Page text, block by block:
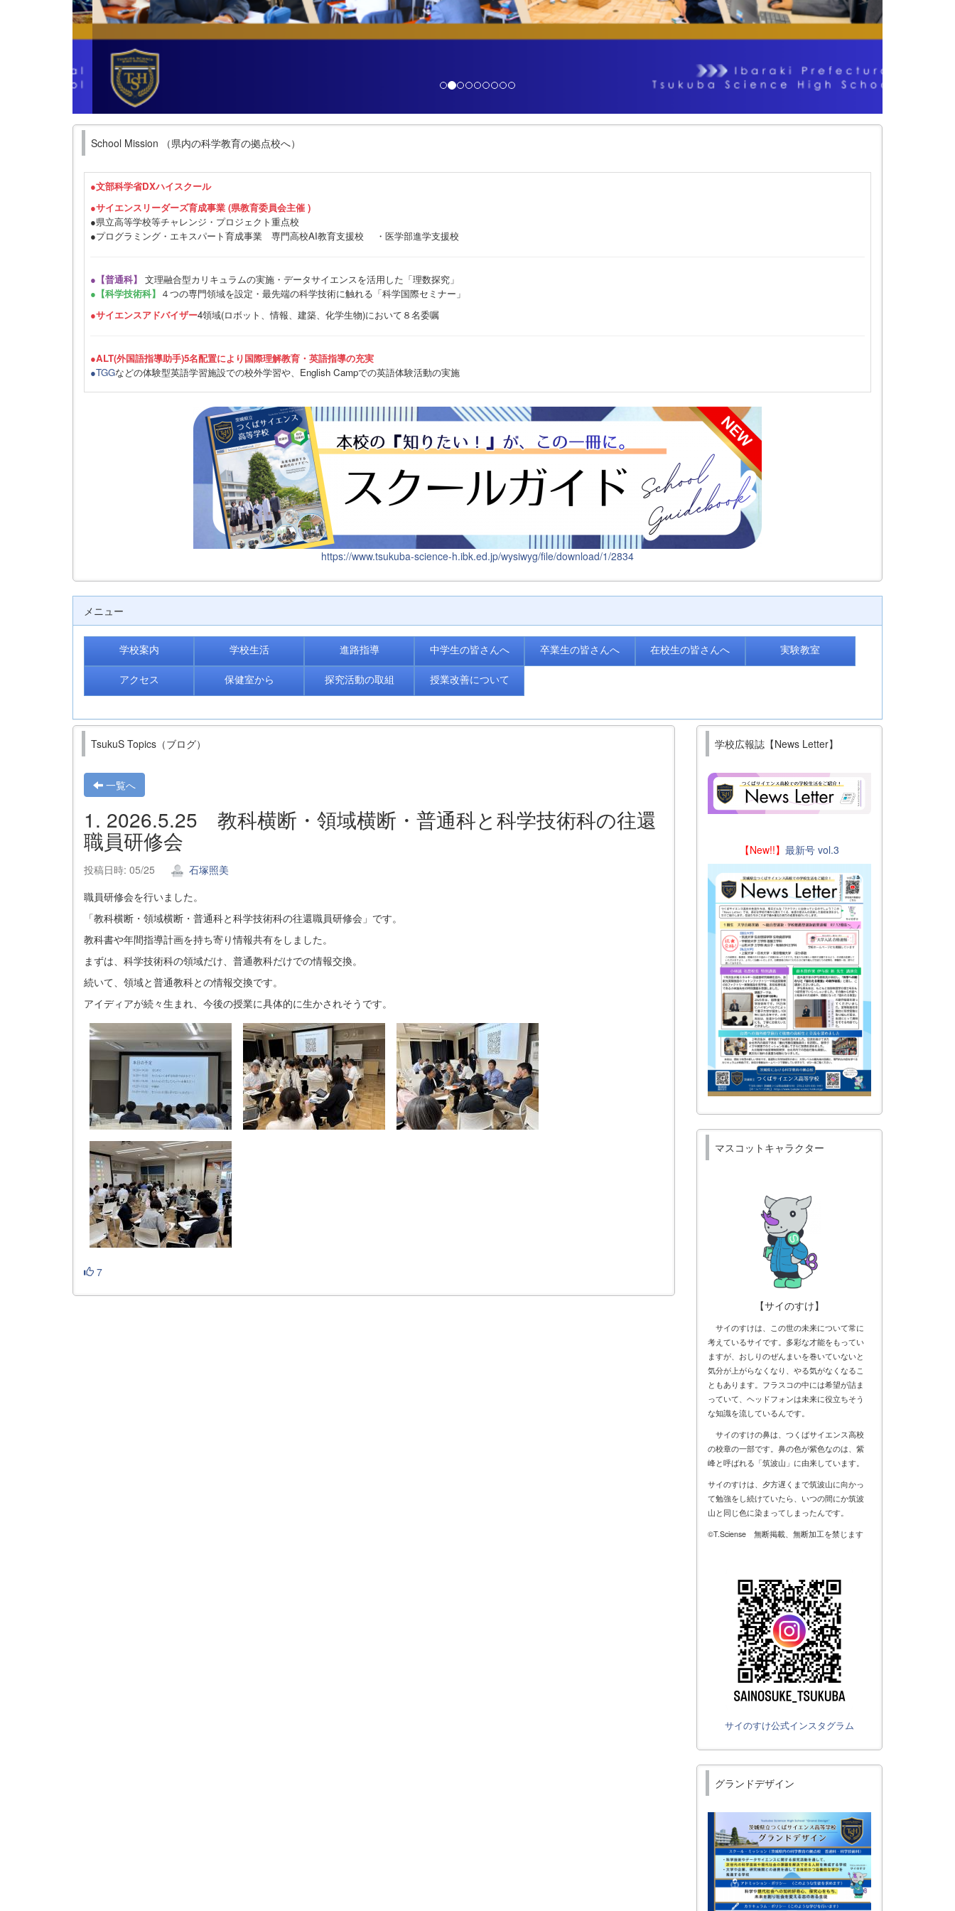
School Mission （県内の科学教育の拠点校へ）
●文部科学省DXハイスクール
●サイエンスリーダーズ育成事業 (県教育委員会主催 )
●県立高等学校等チャレンジ・プロジェクト重点校
●プログラミング・エキスパート育成事業 専門高校AI教育支援校 ・医学部進学支援校
●【普通科】 文理融合型カリキュラムの実施・データサイエンスを活用した「理数探究」
●【科学技術科】 ４つの専門領域を設定・最先端の科学技術に触れる「科学国際セミナー」
●サイエンスアドバイザー4領域(ロボット、情報、建築、化学生物)において８名委嘱
●ALT(外国語指導助手)5名配置により国際理解教育・英語指導の充実
●TGGなどの体験型英語学習施設での校外学習や、English Campでの英語体験活動の実施
https://www.tsukuba-science-h.ibk.ed.jp/wysiwyg/file/download/1/2834
メニュー
学校案内 学校生活 進路指導 中学生の皆さんへ 卒業生の皆さんへ 在校生の皆さんへ 実験教室
アクセス 保健室から 探究活動の取組 授業改善について
TsukuS Topics（ブログ）
一覧へ
1. 2026.5.25 教科横断・領域横断・普通科と科学技術科の往還
職員研修会
投稿日時: 05/25
石塚照美
職員研修会を行いました。
「教科横断・領域横断・普通科と科学技術科の往還職員研修会」です。
教科書や年間指導計画を持ち寄り情報共有をしました。
まずは、科学技術科の領域だけ、普通教科だけでの情報交換。
続いて、領域と普通教科との情報交換です。
アイディアが続々生まれ、今後の授業に具体的に生かされそうです。
7
学校広報誌【News Letter】
【New!!】 最新号 vol.3
マスコットキャラクター
【サイのすけ】
サイのすけは、この世の未来について常に
考えているサイです。多彩な才能をもってい
ますが、おしりのぜんまいを巻いていないと
気分が上がらなくなり、やる気がなくなるこ
ともあります。フラスコの中には希望が詰ま
っていて、ヘッドフォンは未来に役立ちそう
な知識を流しているんです。
サイのすけの鼻は、つくばサイエンス高校
の校章の一部です。鼻の色が紫色なのは、紫
峰と呼ばれる「筑波山」に由来しています。
サイのすけは、夕方遅くまで筑波山に向かっ
て勉強をし続けていたら、いつの間にか筑波
山と同じ色に染まってしまったんです。
©T.Sciense 無断掲載、無断加工を禁じます
サイのすけ公式インスタグラム
グランドデザイン